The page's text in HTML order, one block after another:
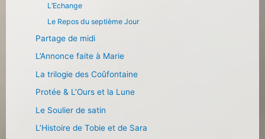
L’Echange
Le Repos du septième Jour
Partage de midi
L’Annonce faite à Marie
La trilogie des Coûfontaine
Protée & L’Ours et la Lune
Le Soulier de satin
L’Histoire de Tobie et de Sara